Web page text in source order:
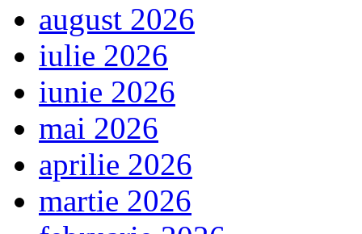
august 2026
iulie 2026
iunie 2026
mai 2026
aprilie 2026
martie 2026